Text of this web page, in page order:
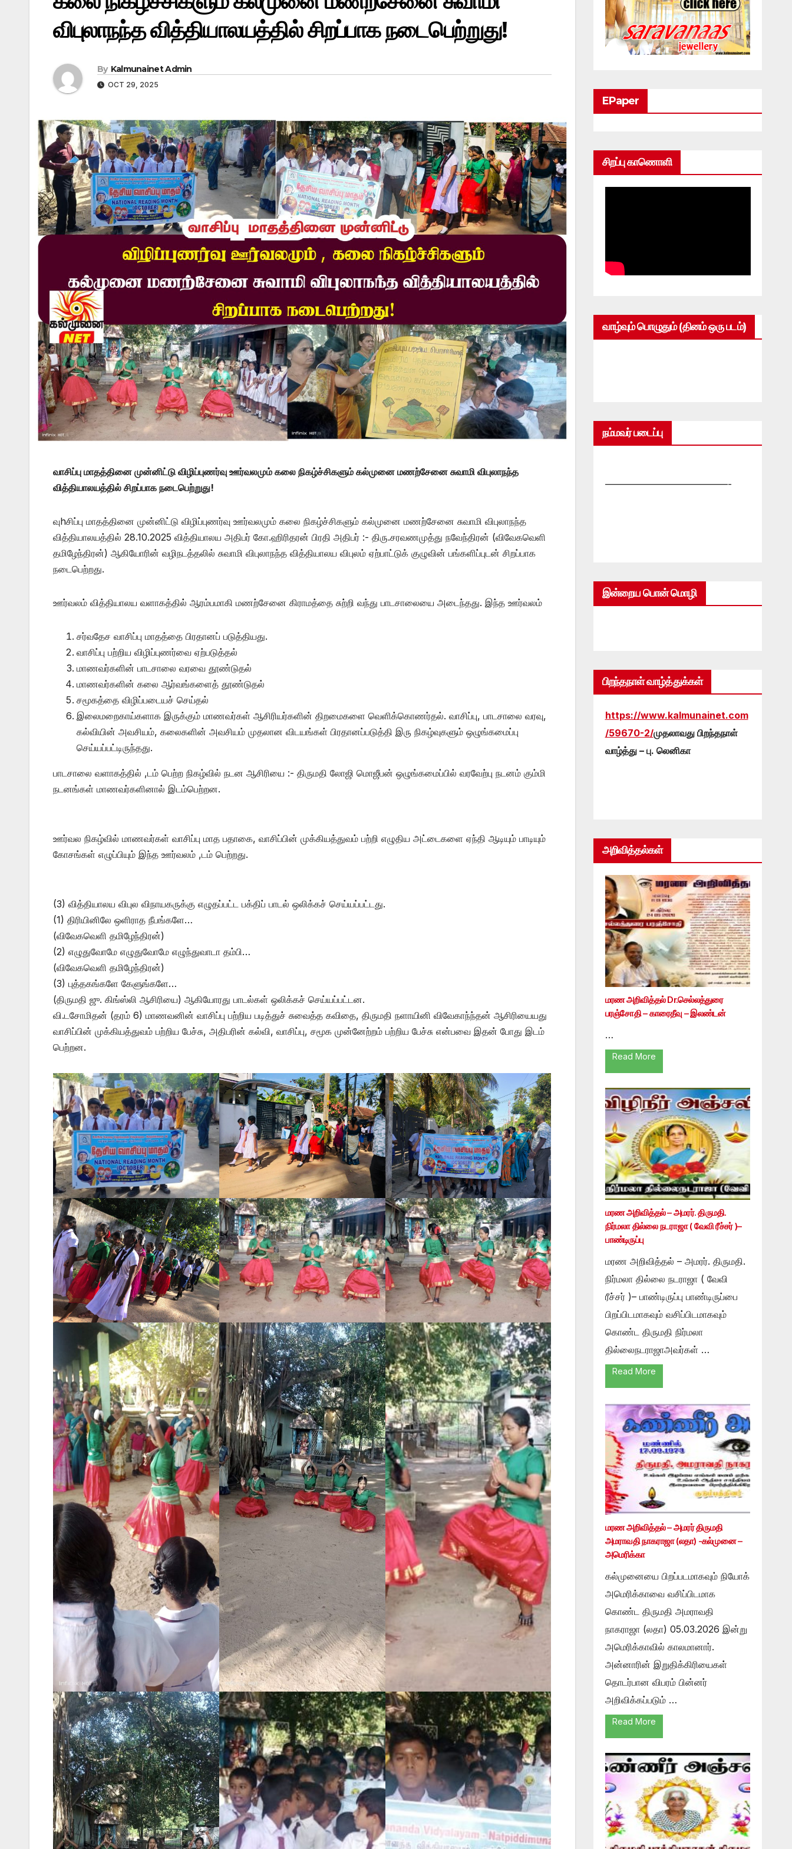
விபுலாநந்த வித்தியாலயத்தில் சிறப்பாக நடைபெற்றுது!
By Kalmunainet Admin
OCT 29, 2025
வாசிப்பு மாதத்தினை முன்னிட்டு விழிப்புணர்வு ஊர்வலமும் கலை நிகழ்ச்சிகளும் கல்முனை மணற்சேனை சுவாமி விபுலாநந்த
வித்தியாலயத்தில் சிறப்பாக நடைபெற்றுது!
வுhசிப்பு மாதத்தினை முன்னிட்டு விழிப்புணர்வு ஊர்வலமும் கலை நிகழ்ச்சிகளும் கல்முனை மணற்சேனை சுவாமி விபுலாநந்த
வித்தியாலயத்தில் 28.10.2025 வித்தியாலய அதிபர் கோ.ஹிரிதரன் பிரதி அதிபர் :- திரு.சரவணமுத்து நவேந்திரன் (விவேகவெளி
தமிழேந்திரன்) ஆகியோரின் வழிநடத்தலில் சுவாமி விபுலாநந்த வித்தியாலய விபுலம் ஏற்பாட்டுக் குழுவின் பங்களிப்புடன் சிறப்பாக
நடைபெற்றது.
ஊர்வலம் வித்தியாலய வளாகத்தில் ஆரம்பமாகி மணற்சேனை கிராமத்தை சுற்றி வந்து பாடசாலையை அடைந்தது. இந்த ஊர்வலம்
சர்வதேச வாசிப்பு மாதத்தை பிரதானப் படுத்தியது.
வாசிப்பு பற்றிய விழிப்புணர்வை ஏற்படுத்தல்
மாணவர்களின் பாடசாலை வரவை தூண்டுதல்
மாணவர்களின் கலை ஆர்வங்களைத் தூண்டுதல்
சமூகத்தை விழிப்படையச் செய்தல்
இலைமறைகாய்களாக இருக்கும் மாணவர்கள் ஆசிரியர்களின் திறமைகளை வெளிக்கொணர்தல். வாசிப்பு, பாடசாலை வரவு,
கல்வியின் அவசியம், கலைகளின் அவசியம் முதலான விடயங்கள் பிரதானப்படுத்தி இரு நிகழ்வுகளும் ஒழுங்கமைப்பு
செய்யப்பட்டிருந்தது.
பாடசாலை வளாகத்தில் ,டம் பெற்ற நிகழ்வில் நடன ஆசிரியை :- திருமதி லோஜி மொஜீபன் ஒழுங்கமைப்பில் வரவேற்பு நடனம் கும்மி
நடனங்கள் மாணவர்களினால் இடம்பெற்றன.
ஊர்வல நிகழ்வில் மாணவர்கள் வாசிப்பு மாத பதாகை, வாசிப்பின் முக்கியத்துவம் பற்றி எழுதிய அட்டைகளை ஏந்தி ஆடியும் பாடியும்
கோசங்கள் எழுப்பியும் இந்த ஊர்வலம் ,டம் பெற்றது.
(3) வித்தியாலய விபுல விநாயகருக்கு எழுதப்பட்ட பக்திப் பாடல் ஒலிக்கச் செய்யப்பட்டது.
(1) திரியினிலே ஒளிராத நீபங்களே…
(விவேகவெளி தமிழேந்திரன்)
(2) எழுதுவோமே எழுதுவோமே எழுந்துவாடா தம்பி…
(விவேகவெளி தமிழேந்திரன்)
(3) புத்தகங்களே கேளுங்களே…
(திருமதி ஜு. கிங்ஸ்லி ஆசிரியை) ஆகியோரது பாடல்கள் ஒலிக்கச் செய்யப்பட்டன.
வி.டசோமிதன் (தரம் 6) மாணவனின் வாசிப்பு பற்றிய படித்துச் சுவைத்த கவிதை, திருமதி நளாயினி விவேகாந்ந்தன் ஆசிரியையது
வாசிப்பின் முக்கியத்துவம் பற்றிய பேச்சு, அதிபரின் கல்வி, வாசிப்பு, சமூக முன்னேற்றம் பற்றிய பேச்சு என்பவை இதன் போது இடம்
பெற்றன.
EPaper
சிறப்பு காணொளி
வாழ்வும் பொழுதும் (தினம் ஒரு படம்)
நம்மவர் படைப்பு
—————————————-
இன்றைய பொன் மொழி
பிறந்தநாள் வாழ்த்துக்கள்
https://www.kalmunainet.com
/59670-2/முதலாவது பிறந்தநாள்
வாழ்த்து – பு. லெனிகா
அறிவித்தல்கள்
மரண அறிவித்தல் Dr.செல்லத்துரை
பரஞ்சோதி – காரைதீவு – இலண்டன்
…
Read More
மரண அறிவித்தல் – அமரர். திருமதி.
நிர்மலா தில்லை நடராஜா ( வேவி ரீச்சர் )–
பாண்டிருப்பு
மரண அறிவித்தல் – அமரர். திருமதி.
நிர்மலா தில்லை நடராஜா ( வேவி
ரீச்சர் )– பாண்டிருப்பு பாண்டிருப்பை
பிறப்பிடமாகவும் வசிப்பிடமாகவும்
கொண்ட திருமதி நிர்மலா
தில்லைநடராஜாஅவர்கள் …
Read More
மரண அறிவித்தல் – அமரர் திருமதி
அமராவதி நாகராஜா (லதா) -கல்முனை –
அமெரிக்கா
கல்முனையை பிறப்படமாகவும் நியோக்
அமெரிக்காவை வசிப்பிடமாக
கொண்ட திருமதி அமராவதி
நாகராஜா (லதா) 05.03.2026 இன்று
அமெரிக்காவில் காலமானார்.
அன்னாரின் இறுதிக்கிரியைகள்
தொடர்பான விபரம் பின்னர்
அறிவிக்கப்படும் …
Read More